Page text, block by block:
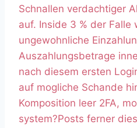
Schnallen verdachtiger
auf. Inside 3 % der Falle
ungewohnliche
Auszahlungsbetrage
nach diesem ersten
auf mogliche Schande
Komposition leer 2FA,
system?Posts ferner